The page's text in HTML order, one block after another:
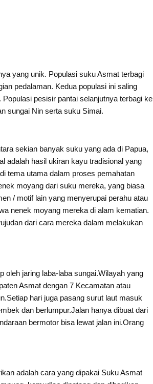
yang unik. Populasi suku Asmat terbagi
pedalaman. Kedua populasi ini saling
pesisir pantai selanjutnya terbagi ke
sungai Nin serta suku Simai.
sekian banyak suku yang ada di Papua,
adalah hasil ukiran kayu tradisional yang
tema utama dalam proses pemahatan
moyang dari suku mereka, yang biasa
/ motif lain yang menyerupai perahu atau
nenek moyang mereka di alam kematian.
dari cara mereka dalam melakukan
oleh jaring laba-laba sungai.Wilayah yang
Asmat dengan 7 Kecamatan atau
hari juga pasang surut laut masuk
dan berlumpur.Jalan hanya dibuat dari
bermotor bisa lewat jalan ini.Orang
adalah cara yang dipakai Suku Asmat